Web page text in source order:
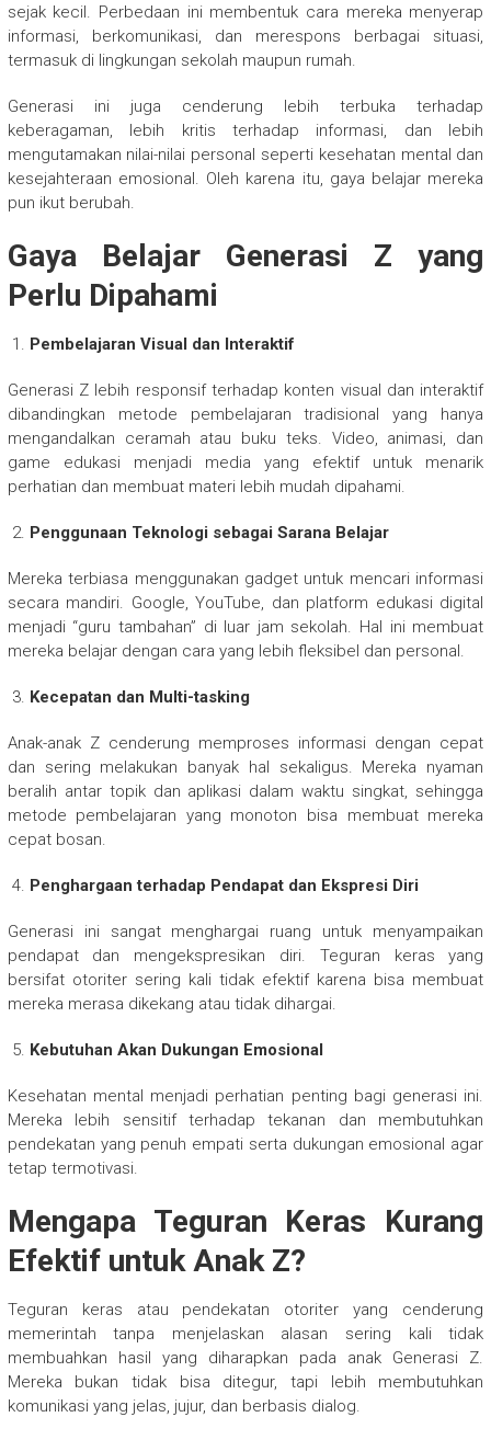
sejak kecil. Perbedaan ini membentuk cara mereka menyerap
informasi, berkomunikasi, dan merespons berbagai situasi,
termasuk di lingkungan sekolah maupun rumah.
Generasi ini juga cenderung lebih terbuka terhadap
keberagaman, lebih kritis terhadap informasi, dan lebih
mengutamakan nilai-nilai personal seperti kesehatan mental dan
kesejahteraan emosional. Oleh karena itu, gaya belajar mereka
pun ikut berubah.
Gaya Belajar Generasi Z yang
Perlu Dipahami
Pembelajaran Visual dan Interaktif
Generasi Z lebih responsif terhadap konten visual dan interaktif
dibandingkan metode pembelajaran tradisional yang hanya
mengandalkan ceramah atau buku teks. Video, animasi, dan
game edukasi menjadi media yang efektif untuk menarik
perhatian dan membuat materi lebih mudah dipahami.
Penggunaan Teknologi sebagai Sarana Belajar
Mereka terbiasa menggunakan gadget untuk mencari informasi
secara mandiri. Google, YouTube, dan platform edukasi digital
menjadi “guru tambahan” di luar jam sekolah. Hal ini membuat
mereka belajar dengan cara yang lebih fleksibel dan personal.
Kecepatan dan Multi-tasking
Anak-anak Z cenderung memproses informasi dengan cepat
dan sering melakukan banyak hal sekaligus. Mereka nyaman
beralih antar topik dan aplikasi dalam waktu singkat, sehingga
metode pembelajaran yang monoton bisa membuat mereka
cepat bosan.
Penghargaan terhadap Pendapat dan Ekspresi Diri
Generasi ini sangat menghargai ruang untuk menyampaikan
pendapat dan mengekspresikan diri. Teguran keras yang
bersifat otoriter sering kali tidak efektif karena bisa membuat
mereka merasa dikekang atau tidak dihargai.
Kebutuhan Akan Dukungan Emosional
Kesehatan mental menjadi perhatian penting bagi generasi ini.
Mereka lebih sensitif terhadap tekanan dan membutuhkan
pendekatan yang penuh empati serta dukungan emosional agar
tetap termotivasi.
Mengapa Teguran Keras Kurang
Efektif untuk Anak Z?
Teguran keras atau pendekatan otoriter yang cenderung
memerintah tanpa menjelaskan alasan sering kali tidak
membuahkan hasil yang diharapkan pada anak Generasi Z.
Mereka bukan tidak bisa ditegur, tapi lebih membutuhkan
komunikasi yang jelas, jujur, dan berbasis dialog.